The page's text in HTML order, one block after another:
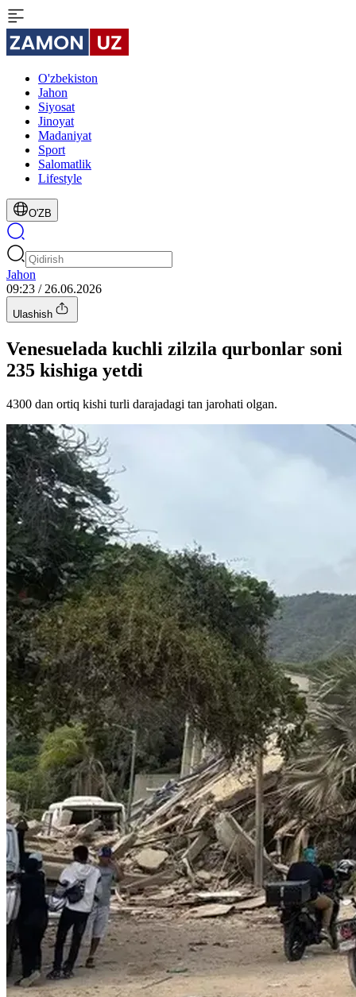
O'zbekiston
Jahon
Siyosat
Jinoyat
Madaniyat
Sport
Salomatlik
Lifestyle
O'ZB
Jahon
09:23 / 26.06.2026
Ulashish
Venesuelada kuchli zilzila qurbonlar soni
235 kishiga yetdi
4300 dan ortiq kishi turli darajadagi tan jarohati olgan.